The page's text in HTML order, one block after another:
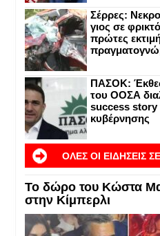
Σέρρες:
γιος σε
πρώτες
ΠΑΣΟΚ:
του ΟΟΣΑ
success story
κυβέρνησης
ΟΛΕΣ ΟΙ ΕΙΔΗΣΕΙΣ
Το δώρο του Κώστα
στην Κίμπερλι